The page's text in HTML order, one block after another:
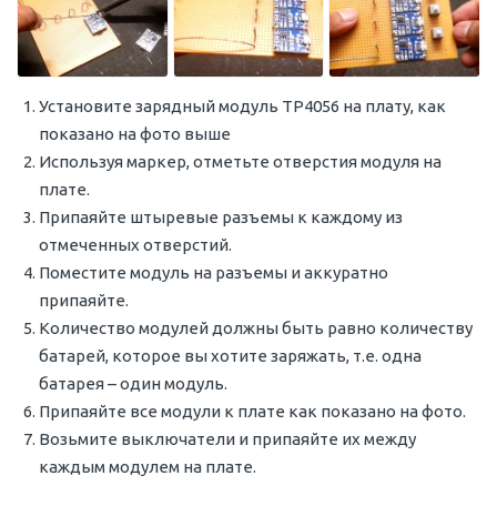
Установите зарядный модуль TP4056 на плату, как
показано на фото выше
Используя маркер, отметьте отверстия модуля на
плате.
Припаяйте штыревые разъемы к каждому из
отмеченных отверстий.
Поместите модуль на разъемы и аккуратно
припаяйте.
Количество модулей должны быть равно количеству
батарей, которое вы хотите заряжать, т.е. одна
батарея – один модуль.
Припаяйте все модули к плате как показано на фото.
Возьмите выключатели и припаяйте их между
каждым модулем на плате.